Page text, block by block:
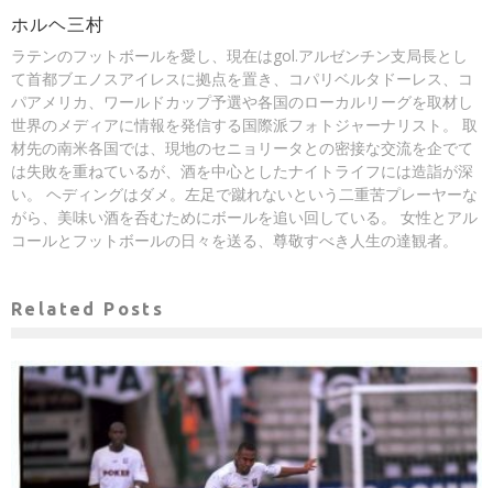
ホルヘ三村
ラテンのフットボールを愛し、現在はgol.アルゼンチン支局長とし
て首都ブエノスアイレスに拠点を置き、コパリベルタドーレス、コ
パアメリカ、ワールドカップ予選や各国のローカルリーグを取材し
世界のメディアに情報を発信する国際派フォトジャーナリスト。 取
材先の南米各国では、現地のセニョリータとの密接な交流を企でて
は失敗を重ねているが、酒を中心としたナイトライフには造詣が深
い。 ヘディングはダメ。左足で蹴れないという二重苦プレーヤーな
がら、美味い酒を呑むためにボールを追い回している。 女性とアル
コールとフットボールの日々を送る、尊敬すべき人生の達観者。
Related Posts